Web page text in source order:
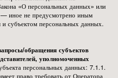
«О персональных данных» или
иное не предусмотрено иным
субъектом персональных данных.
обращения субъектов
уполномоченных
персональных данных: 7.1.1.
право требовать от Оператора